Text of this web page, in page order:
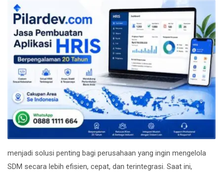
menjadi solusi penting bagi perusahaan yang ingin mengelola
SDM secara lebih efisien, cepat, dan terintegrasi. Saat ini,